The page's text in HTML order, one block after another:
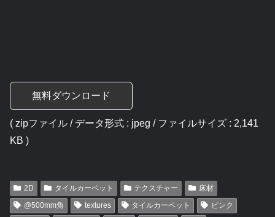
無料ダウンロード
( zipファイル / データ形式 : jpeg / ファイルサイズ : 2,141
KB )
2D タイルカーペット テクスチャー
床材
@500mm角
textures タイルカーペット
ピンク